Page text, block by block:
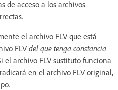
de acceso a los archivos
el archivo FLV que está
FLVdel que tenga constancia
el archivo FLV sustituto funciona
en el archivo FLV original,